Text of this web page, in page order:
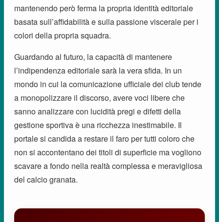
mantenendo però ferma la propria identità editoriale
basata sull’affidabilità e sulla passione viscerale per i
colori della propria squadra.
Guardando al futuro, la capacità di mantenere
l’indipendenza editoriale sarà la vera sfida. In un
mondo in cui la comunicazione ufficiale dei club tende
a monopolizzare il discorso, avere voci libere che
sanno analizzare con lucidità pregi e difetti della
gestione sportiva è una ricchezza inestimabile. Il
portale si candida a restare il faro per tutti coloro che
non si accontentano dei titoli di superficie ma vogliono
scavare a fondo nella realtà complessa e meravigliosa
del calcio granata.